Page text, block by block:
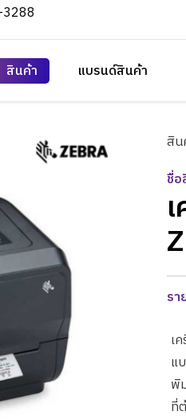
สินค้า แบรนด์สินค้า
สิน
ชื่อ
รา
เ
แ
พิ
ที่